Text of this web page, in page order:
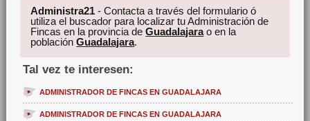
Administra21 - Contacta a través del formulario ó
utiliza el buscador para localizar tu Administración de
Fincas en la provincia deGuadalajarao en la
poblaciónGuadalajara.
Tal vez te interesen:
ADMINISTRADOR DE FINCAS EN GUADALAJARA
ADMINISTRADOR DE FINCAS EN GUADALAJARA